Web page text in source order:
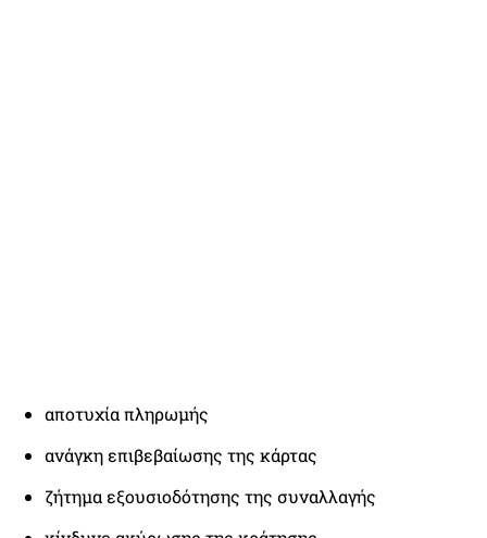
αποτυχία πληρωμής
ανάγκη επιβεβαίωσης της κάρτας
ζήτημα εξουσιοδότησης της συναλλαγής